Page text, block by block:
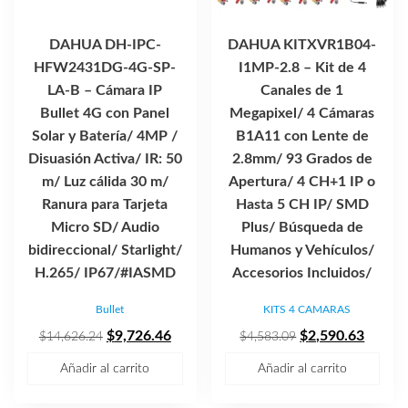
DAHUA DH-IPC-
HFW2431DG-4G-SP-
LA-B – Cámara IP
Bullet 4G con Panel
Solar y Batería/ 4MP /
Disuasión Activa/ IR: 50
m/ Luz cálida 30 m/
Ranura para Tarjeta
Micro SD/ Audio
bidireccional/ Starlight/
H.265/ IP67/#IASMD
Bullet
$14,626.24 El
$9,726.46El
Añadir al carrito
DAHUA KITXVR1B04-
I1MP-2.8 – Kit de 4
Canales de 1
Megapixel/ 4 Cámaras
B1A11 con Lente de
2.8mm/ 93 Grados de
Apertura/ 4 CH+1 IP o
Hasta 5 CH IP/ SMD
Plus/ Búsqueda de
Humanos y Vehículos/
Accesorios Incluidos/
KITS 4 CAMARAS
$4,583.09 El
$2,590.63El
Añadir al carrito